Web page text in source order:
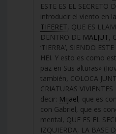
ESTE ES EL SECRETO
introducir el viento en
TIFERET, QUE ES
DENTRO DE MALJUT,
‘TIERRA’, SIENDO
HEI. Y esto es como
paz en Sus alturas»
también, COLOCA
CRIATURAS
decir: Mijael, que es
con Gabriel, que es
mental, QUE ES EL
IZQUIERDA, LA BASE